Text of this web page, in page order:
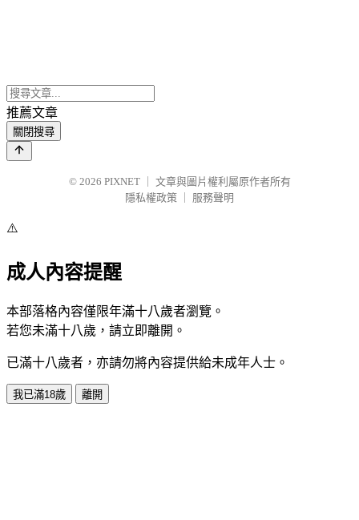
推薦文章
關閉搜尋
© 2026 PIXNET
文章與圖片權利屬原作者所有
隱私權政策
服務聲明
⚠️
成人內容提醒
本部落格內容僅限年滿十八歲者瀏覽。
若您未滿十八歲，請立即離開。
已滿十八歲者，亦請勿將內容提供給未成年人士。
我已滿18歲 離開